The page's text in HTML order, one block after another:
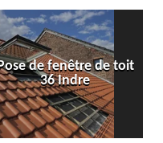
de fenêtre de toit
36 Indre